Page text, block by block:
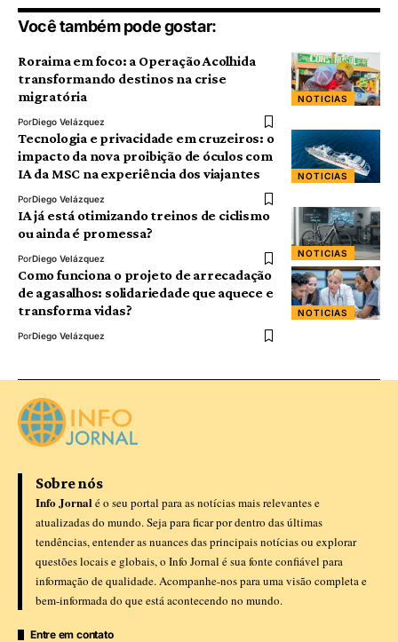
Você também pode gostar:
NOTICIAS
Roraima em foco: a Operação Acolhida
transformando destinos na crise
migratória
PorDiego Velázquez
NOTICIAS
Tecnologia e privacidade em cruzeiros: o
impacto da nova proibição de óculos com
IA da MSC na experiência dos viajantes
PorDiego Velázquez
NOTICIAS
IA já está otimizando treinos de ciclismo
ou ainda é promessa?
PorDiego Velázquez
NOTICIAS
Como funciona o projeto de arrecadação
de agasalhos: solidariedade que aquece e
transforma vidas?
PorDiego Velázquez
Sobre nós
Info Jornal é o seu portal para as notícias mais relevantes e
atualizadas do mundo. Seja para ficar por dentro das últimas
tendências, entender as nuances das principais notícias ou explorar
questões locais e globais, o Info Jornal é sua fonte confiável para
informação de qualidade. Acompanhe-nos para uma visão completa e
bem-informada do que está acontecendo no mundo.
Entre em contato